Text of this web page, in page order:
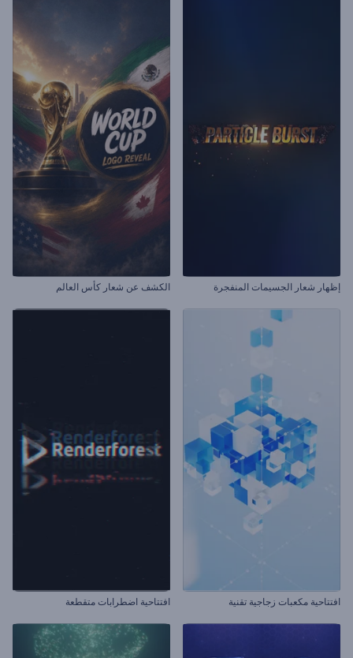
إظهار شعار الجسيمات المنفجرة الكشف عن شعار كأس العالم
افتتاحية مكعبات زجاجية تقنية افتتاحية اضطرابات متقطعة